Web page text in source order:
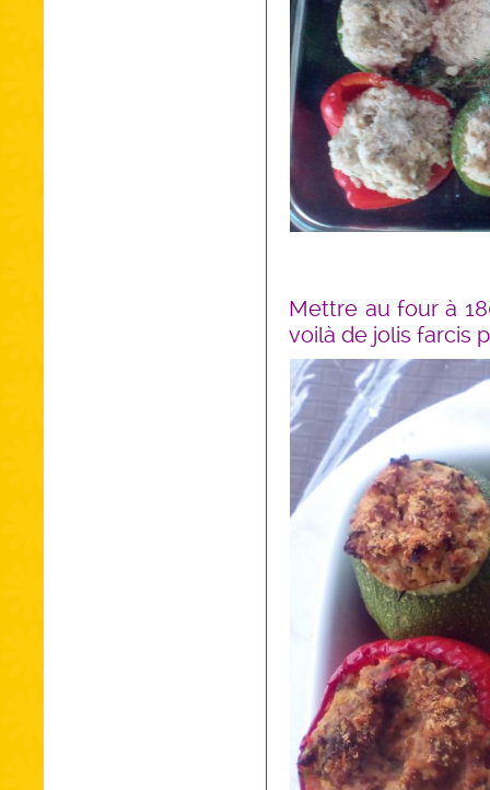
Mettre au four à
voilà de jolis farcis